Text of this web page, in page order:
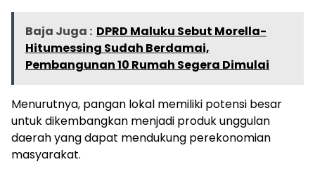
Baja Juga : DPRD Maluku Sebut Morella-
Hitumessing Sudah Berdamai,
Pembangunan 10 Rumah Segera Dimulai
Menurutnya, pangan lokal memiliki potensi besar
untuk dikembangkan menjadi produk unggulan
daerah yang dapat mendukung perekonomian
masyarakat.